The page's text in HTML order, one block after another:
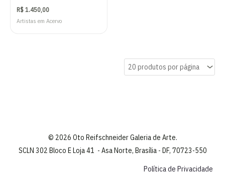
R$1.450,00
Artistas em Acervo
© 2026 Oto Reifschneider Galeria de Arte.
SCLN 302 Bloco E Loja 41 - Asa Norte, Brasília - DF, 70723-550
Política de Privacidade